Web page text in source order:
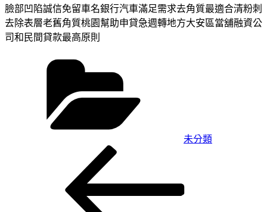
臉部凹陷誠信免留車名銀行汽車滿足需求去角質最適合清粉刺
去除表層老舊角質桃園幫助申貸急週轉地方大安區當舖融資公
司和民間貸款最高原則
未分類